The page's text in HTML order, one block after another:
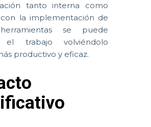
tanto interna como
la implementación de
se puede
el trabajo volviéndolo
productivo y eficaz.